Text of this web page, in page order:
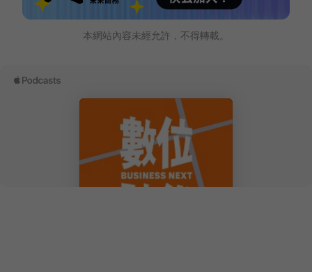
本網站內容未經允許，不得轉載。